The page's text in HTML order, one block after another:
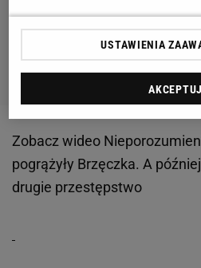
Zobacz wideo
pogrążyły Brzęczka. A
drugie przestępstwo
USTAWIENIA